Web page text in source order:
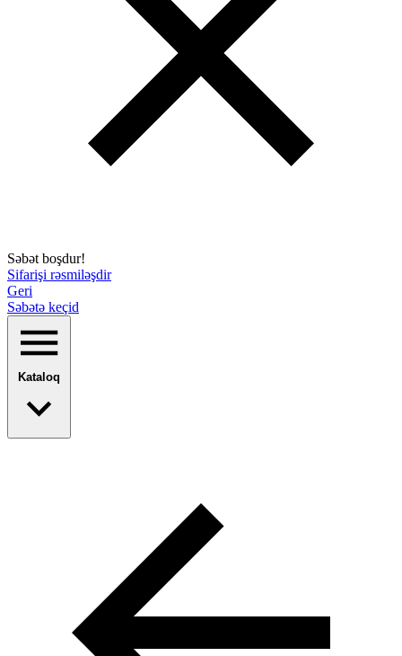
Səbət boşdur!
Sifarişi rəsmiləşdir
Geri
Səbətə keçid
Kataloq